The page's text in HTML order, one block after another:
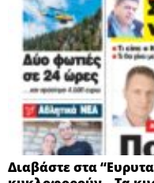
Διαβάστε στα